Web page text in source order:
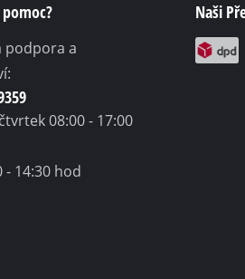
podpora a
08:00 - 17:00
- 14:30 hod
Naši